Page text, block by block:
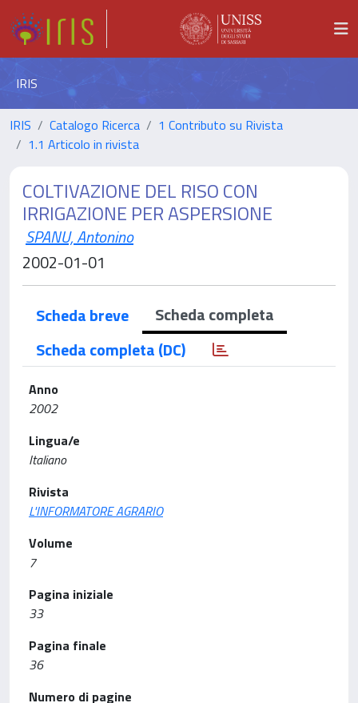
IRIS
IRIS Catalogo Ricerca
1 Contributo su Rivista
1.1 Articolo in rivista
COLTIVAZIONE DEL RISO CON
IRRIGAZIONE PER ASPERSIONE
SPANU, Antonino
2002-01-01
Scheda breve
Scheda completa
Scheda completa (DC)
Anno
2002
Lingua/e
Italiano
Rivista
L'INFORMATORE AGRARIO
Volume
7
Pagina iniziale
33
Pagina finale
36
Numero di pagine